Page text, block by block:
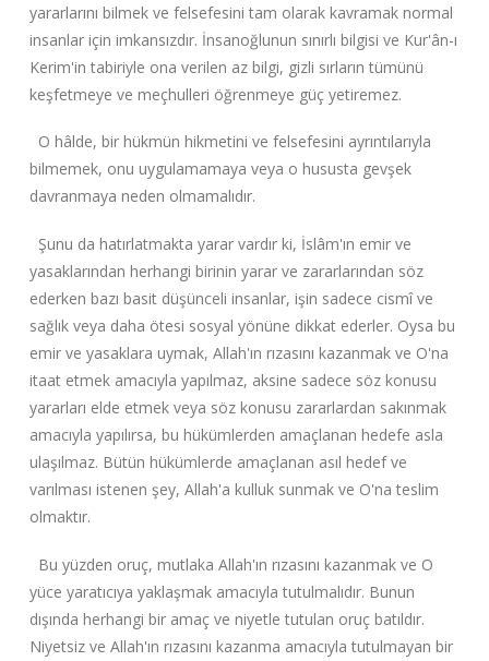
yararlarını bilmek ve felsefesini tam olarak kavramak normal
insanlar için imkansızdır. İnsanoğlunun sınırlı bilgisi ve Kur'ân-ı
Kerim'in tabiriyle ona verilen az bilgi, gizli sırların tümünü
keşfetmeye ve meçhulleri öğrenmeye güç yetiremez.
O hâlde, bir hükmün hikmetini ve felsefesini ayrıntılarıyla
bilmemek, onu uygulamamaya veya o hususta gevşek
davranmaya neden olmamalıdır.
Şunu da hatırlatmakta yarar vardır ki, İslâm'ın emir ve
yasaklarından herhangi birinin yarar ve zararlarından söz
ederken bazı basit düşünceli insanlar, işin sadece cismî ve
sağlık veya daha ötesi sosyal yönüne dikkat ederler. Oysa bu
emir ve yasaklara uymak, Allah'ın rızasını kazanmak ve O'na
itaat etmek amacıyla yapılmaz, aksine sadece söz konusu
yararları elde etmek veya söz konusu zararlardan sakınmak
amacıyla yapılırsa, bu hükümlerden amaçlanan hedefe asla
ulaşılmaz. Bütün hükümlerde amaçlanan asıl hedef ve
varılması istenen şey, Allah'a kulluk sunmak ve O'na teslim
olmaktır.
Bu yüzden oruç, mutlaka Allah'ın rızasını kazanmak ve O
yüce yaratıcıya yaklaşmak amacıyla tutulmalıdır. Bunun
dışında herhangi bir amaç ve niyetle tutulan oruç batıldır.
Niyetsiz ve Allah'ın rızasını kazanma amacıyla tutulmayan bir